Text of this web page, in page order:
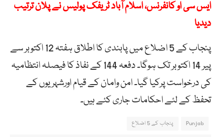
ایس سی او کانفرنس، اسلام آباد ٹریفک پولیس نے پلان ترتیب
دیدیا
پنجاب کے 5 اضلاع میں پابندی کا اطلاق ہفتہ 12 اکتوبر سے
پیر 14 اکتوبر تک ہوگا۔ دفعہ 144 کے نفاذ کا فیصلہ انتظامیہ
کی درخواست پرکیا گیا۔ امن وامان کے قیام اورشہریوں کے
تحفظ کے لئے احکامات جاری کئے ہیں۔
Punjab پنجاب کے 5 اضلاع